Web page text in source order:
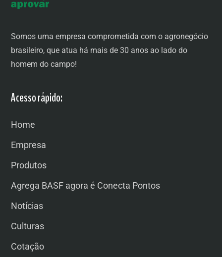
Somos uma empresa comprometida com o agronegócio
brasileiro, que atua há mais de 30 anos ao lado do
homem do campo!
Acesso rápido:
Home
Empresa
Produtos
Agrega BASF agora é Conecta Pontos
Notícias
Culturas
Cotação